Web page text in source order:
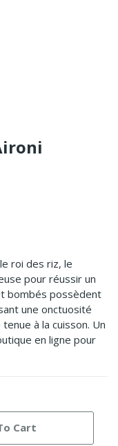
roi des riz, le
pour réussir un
bombés possèdent
une onctuosité
à la cuisson. Un
en ligne pour
Cart